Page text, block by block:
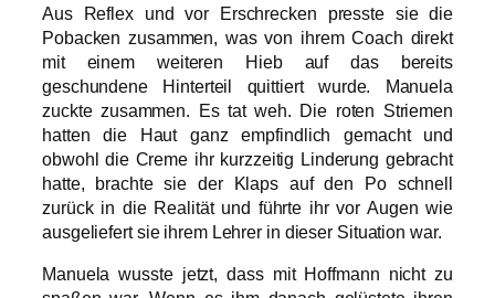
Aus Reflex und vor Erschrecken presste sie die
Pobacken zusammen, was von ihrem Coach direkt
mit einem weiteren Hieb auf das bereits
geschundene Hinterteil quittiert wurde. Manuela
zuckte zusammen. Es tat weh. Die roten Striemen
hatten die Haut ganz empfindlich gemacht und
obwohl die Creme ihr kurzzeitig Linderung gebracht
hatte, brachte sie der Klaps auf den Po schnell
zurück in die Realität und führte ihr vor Augen wie
ausgeliefert sie ihrem Lehrer in dieser Situation war.
Manuela wusste jetzt, dass mit Hoffmann nicht zu